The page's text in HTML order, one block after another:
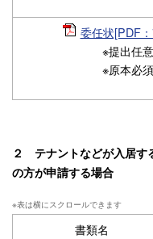
委任状[PDF
※提出任意
※原本必須
２ テナントなどが入居す
の方が申請する場合
書